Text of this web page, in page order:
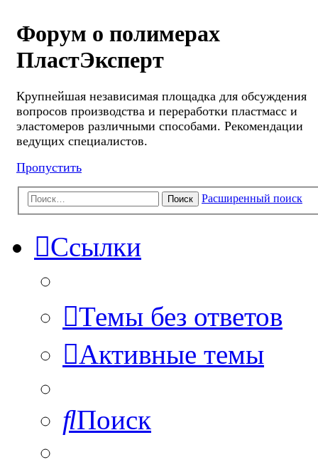
Форум о полимерах
ПластЭксперт
Крупнейшая независимая площадка для обсуждения
вопросов производства и переработки пластмасс и
эластомеров различными способами. Рекомендации
ведущих специалистов.
Пропустить
Поиск Расширенный поиск
Ссылки
Темы без ответов
Активные темы
Поиск